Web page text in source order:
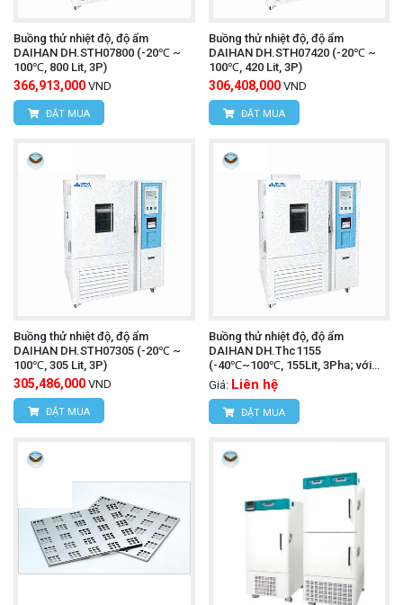
Buồng thử nhiệt độ, độ ẩm
DAIHAN DH.STH07800 (-20℃ ~
100℃, 800 Lit, 3P)
366,913,000 VND
ĐẶT MUA
Buồng thử nhiệt độ, độ ẩm
DAIHAN DH.STH07420 (-20℃ ~
100℃, 420 Lit, 3P)
306,408,000 VND
ĐẶT MUA
Buồng thử nhiệt độ, độ ẩm
DAIHAN DH.STH07305 (-20℃ ~
100℃, 305 Lit, 3P)
305,486,000 VND
ĐẶT MUA
Buồng thử nhiệt độ, độ ẩm
DAIHAN DH.Thc1155
(-40℃~100℃, 155Lit, 3Pha; với
IQ,OQ)
Giá: Liên hệ
ĐẶT MUA